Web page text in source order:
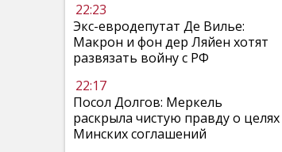
22:23
Экс-евродепутат Де Вилье:
Макрон и фон дер Ляйен хотят
развязать войну с РФ
22:17
Посол Долгов: Меркель
раскрыла чистую правду о целях
Минских соглашений